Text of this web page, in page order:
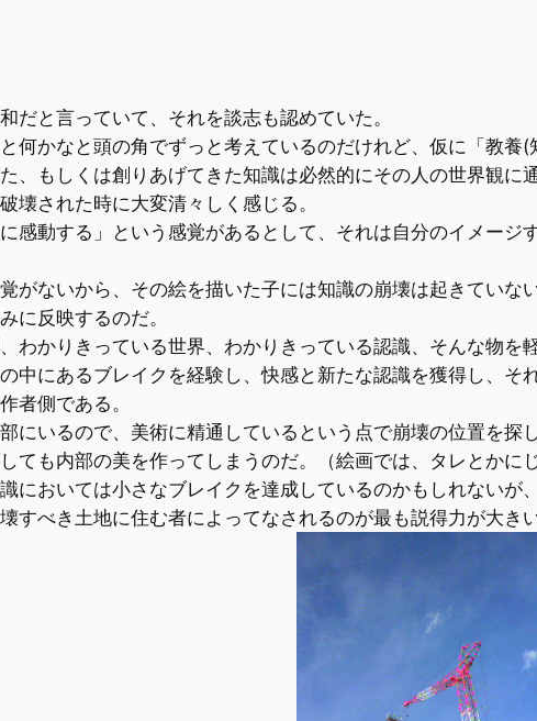
だと言っていて、それを談志も認めていた。
何かなと頭の角でずっと考えているのだけれど、仮に「教養(
、もしくは創りあげてきた知識は必然的にその人の世界観に通
壊された時に大変清々しく感じる。
感動する」という感覚があるとして、それは自分のイメー
がないから、その絵を描いた子には知識の崩壊は起きていない
に反映するのだ。
わかりきっている世界、わかりきっている認識、そんな物
中にあるブレイクを経験し、快感と新たな認識を獲得し、そ
者側である。
にいるので、美術に精通しているという点で崩壊の位置を探し
ても内部の美を作ってしまうのだ。（絵画では、タレとかに
においては小さなブレイクを達成しているのかもしれないが
すべき土地に住む者によってなされるのが最も説得力が大